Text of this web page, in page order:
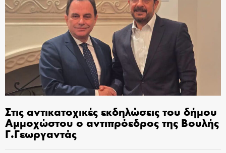
Στις αντικατοχικές εκδηλώσεις του δήμου
Αμμοχώστου ο αντιπρόεδρος της Βουλής
Γ.Γεωργαντάς